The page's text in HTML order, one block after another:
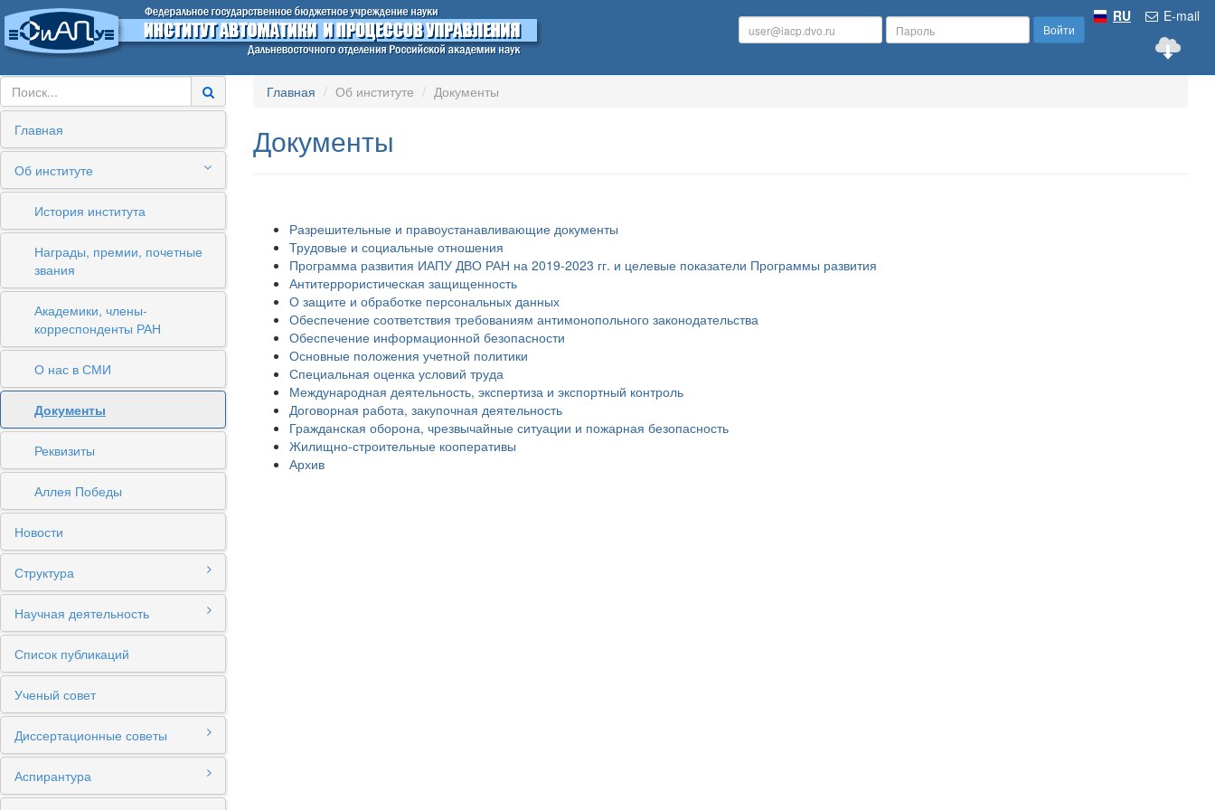
E-mail
RU
Войти
Главная
Об институте
История института
Награды, премии, почетные
звания
Академики, члены-
корреспонденты РАН
О нас в СМИ
Документы
Реквизиты
Аллея Победы
Новости
Структура
Научная деятельность
Список публикаций
Ученый совет
Диссертационные советы
Аспирантура
Главная Об институте Документы
Документы
Разрешительные и правоустанавливающие документы
Трудовые и социальные отношения
Программа развития ИАПУ ДВО РАН на 2019-2023 гг. и целевые показатели Программы развития
Антитеррористическая защищенность
О защите и обработке персональных данных
Обеспечение соответствия требованиям антимонопольного законодательства
Обеспечение информационной безопасности
Основные положения учетной политики
Специальная оценка условий труда
Международная деятельность, экспертиза и экспортный контроль
Договорная работа, закупочная деятельность
Гражданская оборона, чрезвычайные ситуации и пожарная безопасность
Жилищно-строительные кооперативы
Архив